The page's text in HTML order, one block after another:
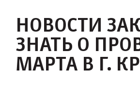
НОВОСТИ
ЗНАТЬ О
МАРТА В Г.